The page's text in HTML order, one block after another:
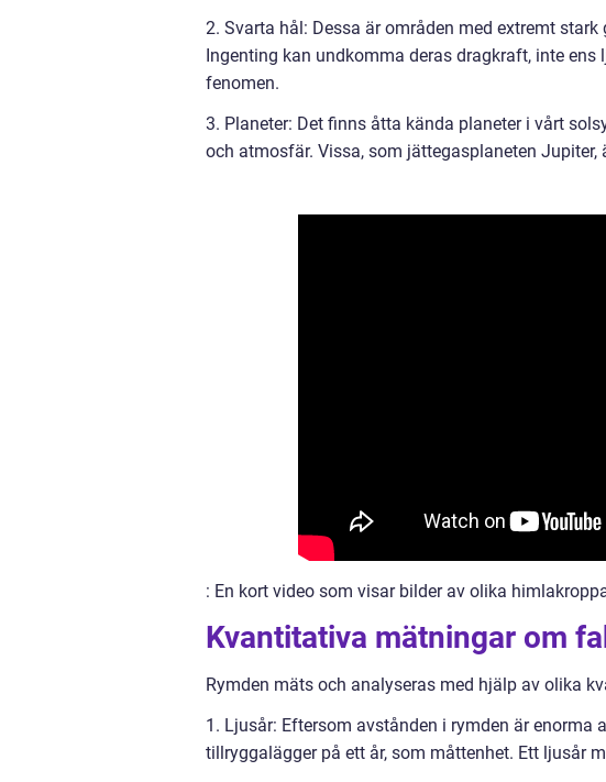
2. Svarta hål: Dessa är områden med extremt
Ingenting kan undkomma deras dragkraft, inte
fenomen.
3. Planeter: Det finns åtta kända planeter i vårt
och atmosfär. Vissa, som jättegasplaneten
: En kort video som visar bilder av olika
Kvantitativa mätningar om
Rymden mäts och analyseras med hjälp av olika
1. Ljusår: Eftersom avstånden i rymden är
tillryggalägger på ett år, som måttenhet. Ett ljusår